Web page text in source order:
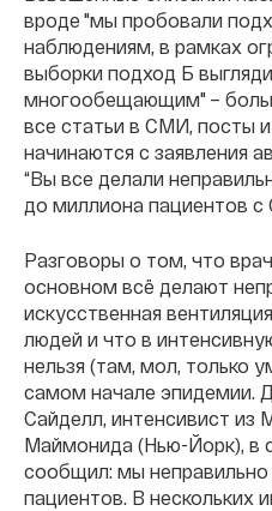
вроде "мы пробовали
наблюдениям, в рамках
выборки подход Б
многообещающим" –
все статьи в СМИ, посты
начинаются с заявления
“Вы все делали
до миллиона пациентов с
Разговоры о том, что
основном всё делают
искусственная
людей и что в
нельзя (там, мол, только
самом начале эпидемии.
Сайделл, интенсивист из
Маймонида (Нью-Йорк), в
сообщил: мы
пациентов. В нескольких